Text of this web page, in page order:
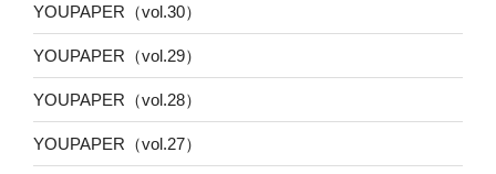
YOUPAPER（vol.30）
YOUPAPER（vol.29）
YOUPAPER（vol.28）
YOUPAPER（vol.27）